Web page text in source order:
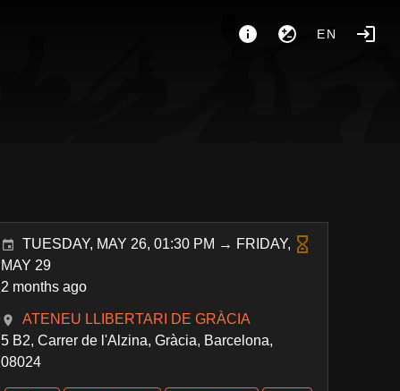
EN
TUESDAY, MAY 26, 01:30 PM → FRIDAY,
MAY 29
2 months ago
ATENEU LLIBERTARI DE GRÀCIA
5 B2, Carrer de l'Alzina, Gràcia, Barcelona,
08024